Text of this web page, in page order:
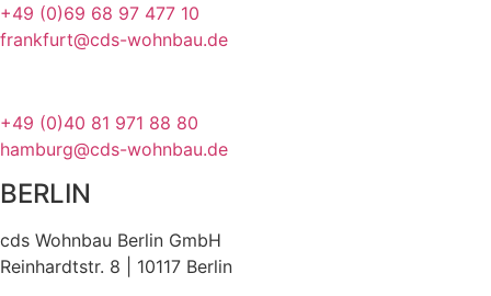
+49 (0)69 68 97 477 10
frankfurt@cds-wohnbau.de
+49 (0)40 81 971 88 80
hamburg@cds-wohnbau.de
BERLIN
cds Wohnbau Berlin GmbH
Reinhardtstr. 8 | 10117 Berlin